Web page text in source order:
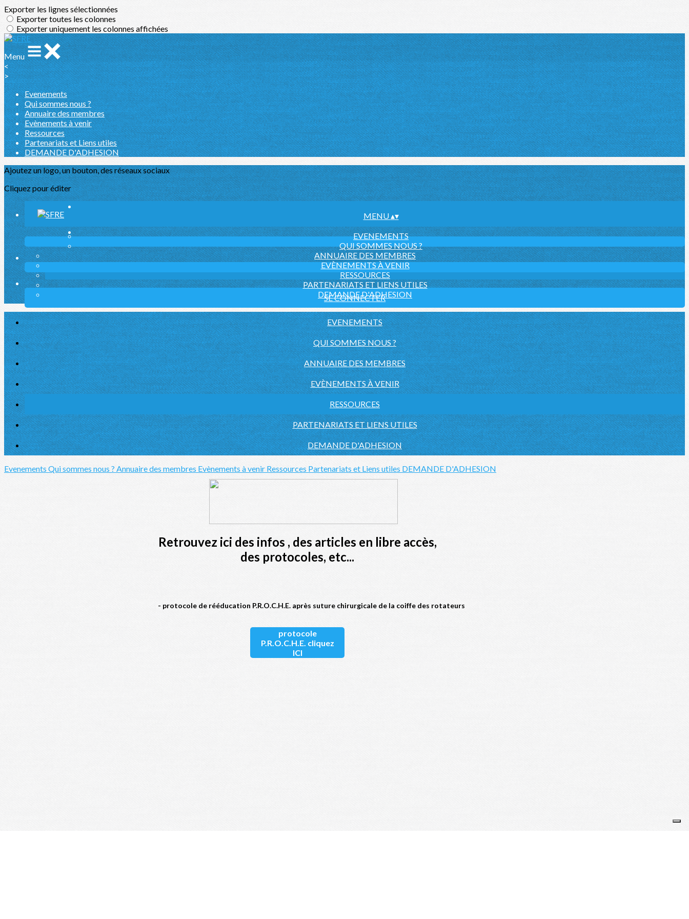
Exporter les lignes sélectionnées
Exporter toutes les colonnes
Exporter uniquement les colonnes affichées
Menu
<
>
Evenements
Qui sommes nous ?
Annuaire des membres
Evènements à venir
Ressources
Partenariats et Liens utiles
DEMANDE D'ADHESION
Ajoutez un logo, un bouton, des réseaux sociaux
Cliquez pour éditer
MENU▴▾
EVENEMENTS
QUI SOMMES NOUS ?
ANNUAIRE DES MEMBRES
EVÈNEMENTS À VENIR
RESSOURCES
PARTENARIATS ET LIENS UTILES
DEMANDE D'ADHESION
SE CONNECTER
EVENEMENTS
QUI SOMMES NOUS ?
ANNUAIRE DES MEMBRES
EVÈNEMENTS À VENIR
RESSOURCES
PARTENARIATS ET LIENS UTILES
DEMANDE D'ADHESION
Evenements Qui sommes nous ? Annuaire des membres Evènements à venir Ressources Partenariats et Liens utiles DEMANDE D'ADHESION
Retrouvez ici des infos , des articles en libre accès,
des protocoles, etc...
- protocole de rééducation P.R.O.C.H.E. après suture chirurgicale de la coiffe des rotateurs
protocole
P.R.O.C.H.E. cliquez
ICI